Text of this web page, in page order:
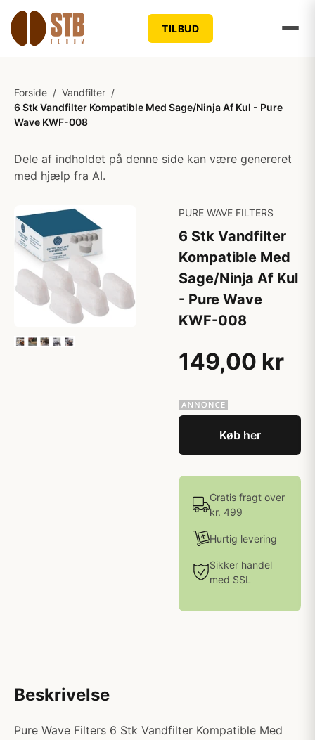
TILBUD
Forside / Vandfilter /
6 Stk Vandfilter Kompatible Med Sage/Ninja Af Kul - Pure
Wave KWF-008
Dele af indholdet på denne side kan være genereret
med hjælp fra AI.
PURE WAVE FILTERS
6 Stk Vandfilter
Kompatible Med
Sage/Ninja Af Kul
- Pure Wave
KWF-008
149,00 kr
Køb her
Gratis fragt over
kr. 499
Hurtig levering
Sikker handel
med SSL
Beskrivelse
Pure Wave Filters 6 Stk Vandfilter Kompatible Med